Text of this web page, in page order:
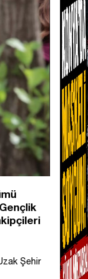
Şehir